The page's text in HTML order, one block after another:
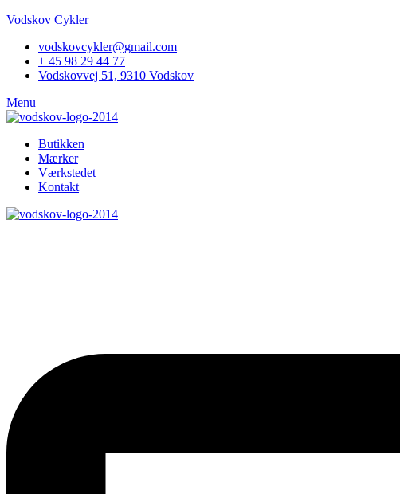
Vodskov Cykler
vodskovcykler@gmail.com
+ 45 98 29 44 77
Vodskovvej 51, 9310 Vodskov
Menu
Butikken
Mærker
Værkstedet
Kontakt